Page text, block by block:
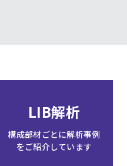
LIB解析
構成部材ごとに解析事例
をご紹介しています